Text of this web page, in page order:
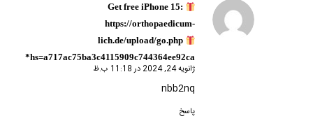
Get free iPhone 15:
https://orthopaedicum-
lich.de/upload/go.php
hs=a717ac75ba3c4115909c744364ee92ca*
گفته:
ژانویه 24, 2024 در 11:18 ب.ظ
nbb2nq
پاسخ